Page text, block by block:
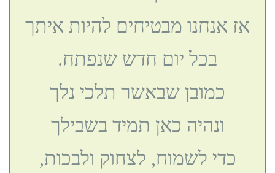
אז אנחנו מבטיחים להיות איתך
בכל יום חדש שנפתח.
כמובן שבאשר תלכי נלך
ונהיה כאן תמיד בשבילך
כדי לשמוח, לצחוק ולבכות,